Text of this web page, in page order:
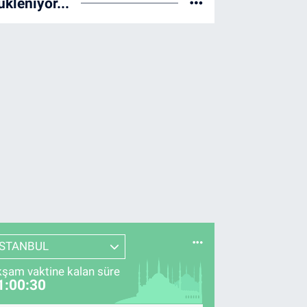
vaktine kalan süre